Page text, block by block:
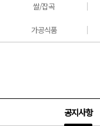
쌀/잡곡
가공식품
공지사항